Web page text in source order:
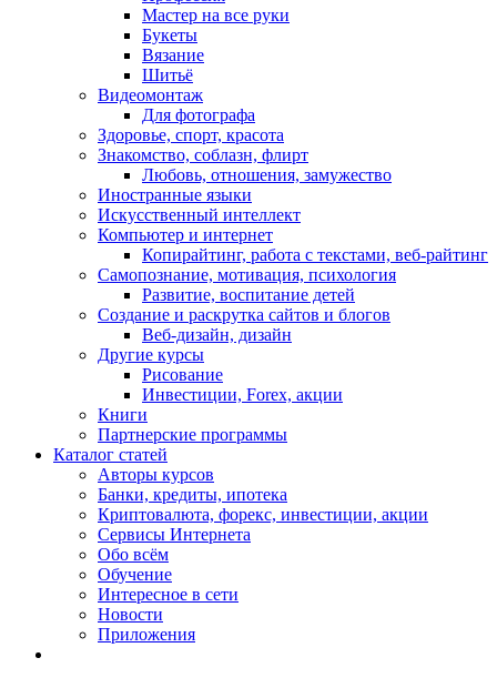
Мастер на все руки
Букеты
Вязание
Шитьё
Видеомонтаж
Для фотографа
Здоровье, спорт, красота
Знакомство, соблазн, флирт
Любовь, отношения, замужество
Иностранные языки
Искусственный интеллект
Компьютер и интернет
Копирайтинг, работа с текстами, веб-райтинг
Самопознание, мотивация, психология
Развитие, воспитание детей
Создание и раскрутка сайтов и блогов
Веб-дизайн, дизайн
Другие курсы
Рисование
Инвестиции, Forex, акции
Книги
Партнерские программы
Каталог статей
Авторы курсов
Банки, кредиты, ипотека
Криптовалюта, форекс, инвестиции, акции
Сервисы Интернета
Обо всём
Обучение
Интересное в сети
Новости
Приложения